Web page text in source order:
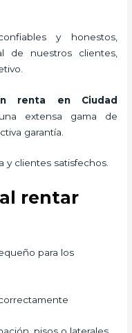
y honestos,
de nuestros clientes,
renta
en Ciudad
extensa gama de
garantía.
y clientes satisfechos.
rentar
para los